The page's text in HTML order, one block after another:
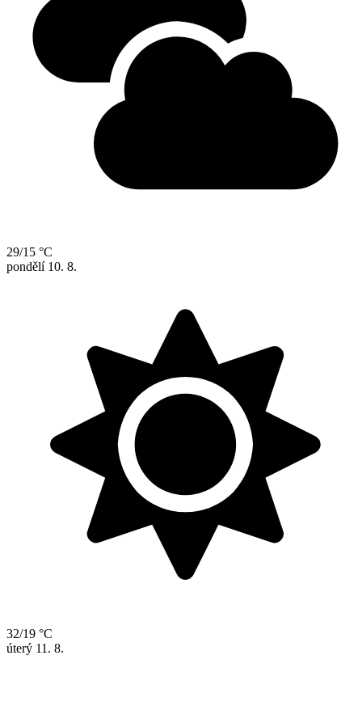
29/15 °C
pondělí 10. 8.
32/19 °C
úterý 11. 8.